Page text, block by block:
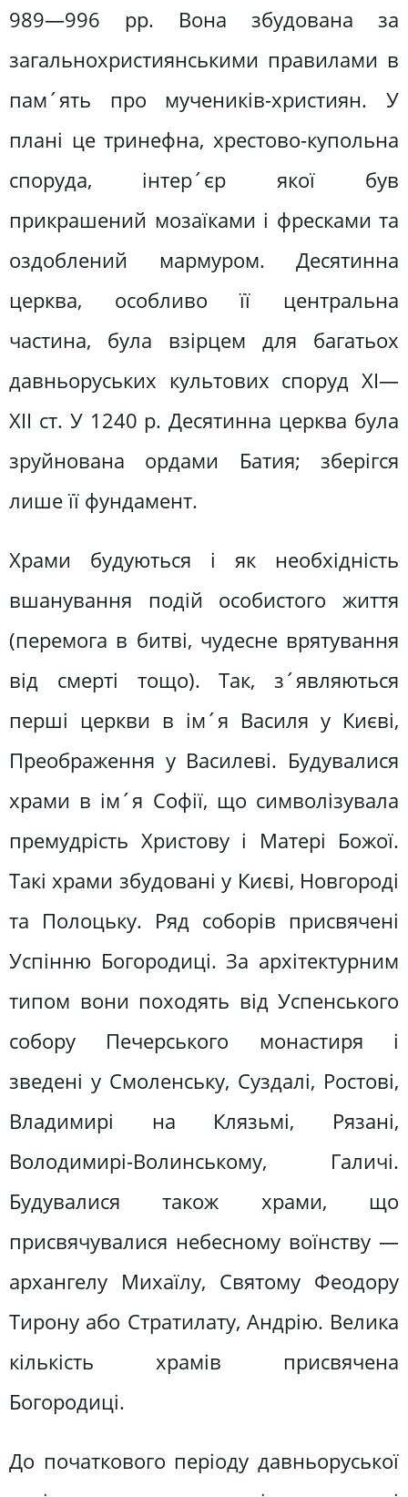
989—996 pp. Вона збудована за
загальнохристиянськими правилами в
пам´ять про мучеників-християн. У
плані це тринефна, хрестово-купольна
споруда, інтер´єр якої був
прикрашений мозаїками і фресками та
оздоблений мармуром. Десятинна
церква, особливо її центральна
частина, була взірцем для багатьох
давньоруських культових споруд XI—
XII ст. У 1240 р. Десятинна церква була
зруйнована ордами Батия; зберігся
лише її фундамент.
Храми будуються і як необхідність
вшанування подій особистого життя
(перемога в битві, чудесне врятування
від смерті тощо). Так, з´являються
перші церкви в ім´я Василя у Києві,
Преображення у Василеві. Будувалися
храми в ім´я Софії, що символізувала
премудрість Христову і Матері Божої.
Такі храми збудовані у Києві, Новгороді
та Полоцьку. Ряд соборів присвячені
Успінню Богородиці. За архітектурним
типом вони походять від Успенського
собору Печерського монастиря і
зведені у Смоленську, Суздалі, Ростові,
Владимирі на Клязьмі, Рязані,
Володимирі-Волинському, Галичі.
Будувалися також храми, що
присвячувалися небесному воїнству —
архангелу Михаїлу, Святому Феодору
Тирону або Стратилату, Андрію. Велика
кількість храмів присвячена
Богородиці.
До початкового періоду давньоруської